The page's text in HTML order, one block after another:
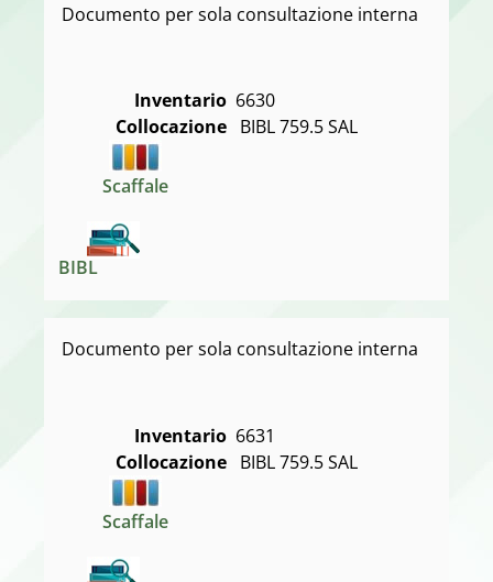
Documento per sola consultazione interna
Inventario 6630
Collocazione BIBL 759.5 SAL
Scaffale
BIBL
Documento per sola consultazione interna
Inventario 6631
Collocazione BIBL 759.5 SAL
Scaffale